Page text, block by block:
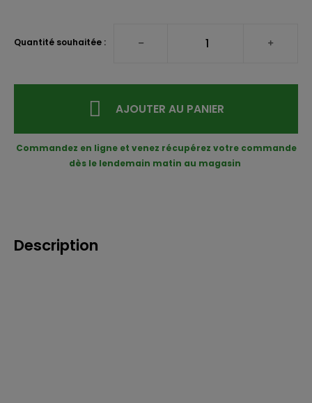
Quantité souhaitée :
AJOUTER AU PANIER
Commandez en ligne et venez récupérez votre commande
dès le lendemain matin au magasin
Description